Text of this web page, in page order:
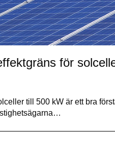
för
till 500 kW är ett bra